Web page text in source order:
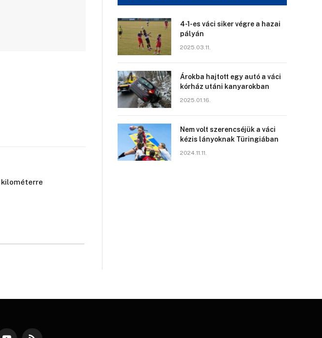
4-1-es váci siker végre a hazai
pályán
2025.03.11.
Árokba hajtott egy autó a váci
kórház utáni kanyarokban
2025.01.16.
Nem volt szerencséjük a váci
kézis lányoknak Türingiában
2024.11.11.